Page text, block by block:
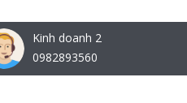
Kinh doanh 2
0982893560